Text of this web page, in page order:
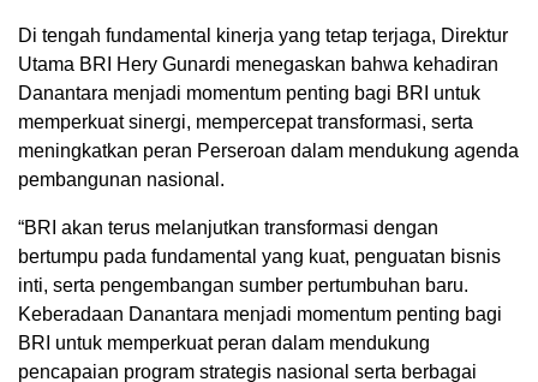
Di tengah fundamental kinerja yang tetap terjaga, Direktur
Utama BRI Hery Gunardi menegaskan bahwa kehadiran
Danantara menjadi momentum penting bagi BRI untuk
memperkuat sinergi, mempercepat transformasi, serta
meningkatkan peran Perseroan dalam mendukung agenda
pembangunan nasional.
“BRI akan terus melanjutkan transformasi dengan
bertumpu pada fundamental yang kuat, penguatan bisnis
inti, serta pengembangan sumber pertumbuhan baru.
Keberadaan Danantara menjadi momentum penting bagi
BRI untuk memperkuat peran dalam mendukung
pencapaian program strategis nasional serta berbagai